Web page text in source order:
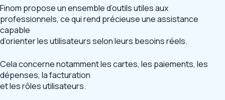
Finom propose un ensemble d’outils utiles aux
professionnels, ce qui rend précieuse une assistance
capable
d’orienter les utilisateurs selon leurs besoins réels.
Cela concerne notamment les cartes, les paiements, les
dépenses, la facturation
et les rôles utilisateurs.